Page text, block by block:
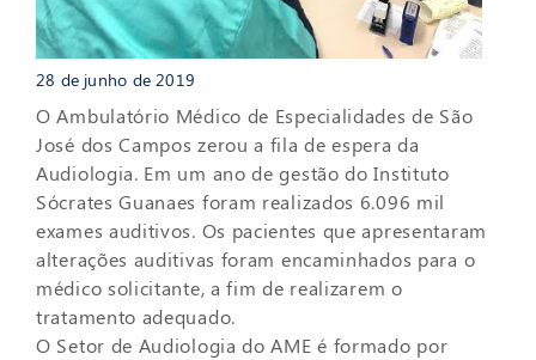
28 de junho de 2019
O Ambulatório Médico de Especialidades de São
José dos Campos zerou a fila de espera da
Audiologia. Em um ano de gestão do Instituto
Sócrates Guanaes foram realizados 6.096 mil
exames auditivos. Os pacientes que apresentaram
alterações auditivas foram encaminhados para o
médico solicitante, a fim de realizarem o
tratamento adequado.
O Setor de Audiologia do AME é formado por